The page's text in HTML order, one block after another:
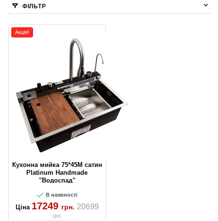
ФІЛЬТР
Акція!
Кухонна мийка 75*45М сатин
Platinum Handmade
"Водоспад"
В наявності
Ціна 17249 грн. 20699
грн.